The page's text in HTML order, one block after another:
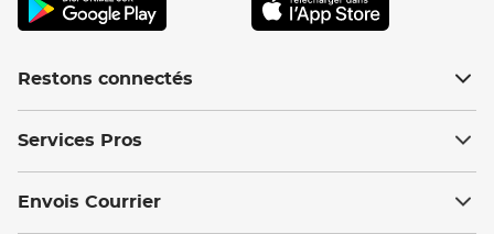
Restons connectés
Services Pros
Envois Courrier